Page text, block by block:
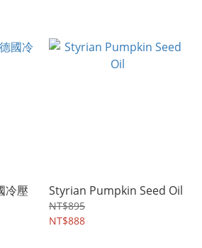
冷壓
Styrian Pumpkin Seed Oil
NT$895
NT$888